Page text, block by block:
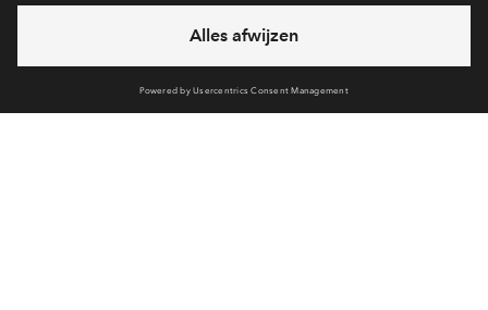
Uw nieuwe woning.pdf
vandaag van 10:00 - 13:00 uur